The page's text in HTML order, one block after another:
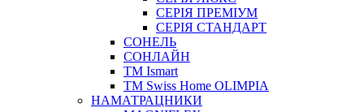
СЕРІЯ ПРЕМІУМ
СЕРІЯ СТАНДАРТ
СОНЕЛЬ
СОНЛАЙН
ТМ Ismart
ТМ Swiss Home OLIMPIA
НАМАТРАЦНИКИ